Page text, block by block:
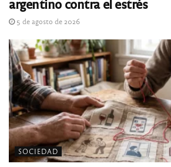
argentino contra el estrés
5 de agosto de 2026
SOCIEDAD